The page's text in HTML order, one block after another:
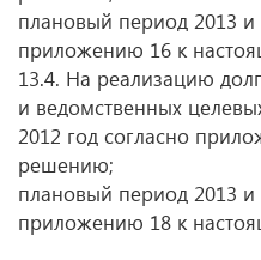
плановый период 2013 и
приложению 16 к
13.4. На реализацию
и ведомственных
2012 год согласно
решению;
плановый период 2013 и
приложению 18 к